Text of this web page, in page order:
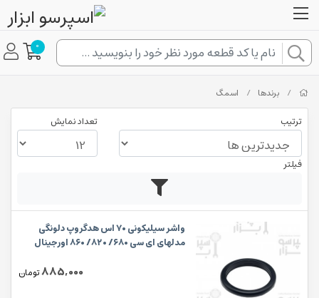
0
/ برندها / اسمگ
ترتیب تعداد نمایش
فیلتر
واشر سیلیکونی ۷۰ اس هدگروپ دلونگی
مدلهای ای سی ۶۸۰/ ۸۲۰/ ۸۶۰ اورجینال
885,000تومان